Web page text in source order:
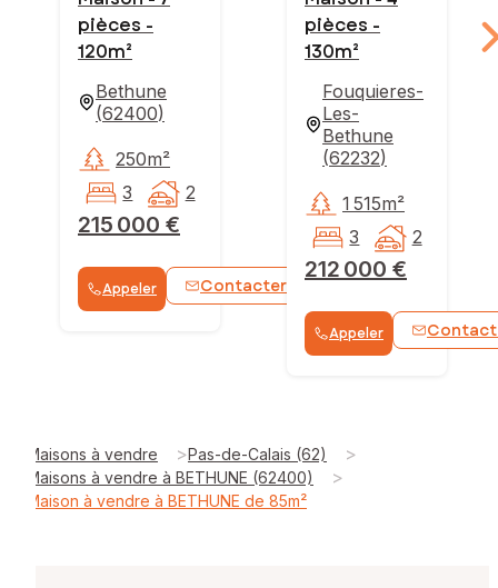
pièces -
120m²
Bethune
(62400)
215 000 €
250m²
3
2
Appeler Contacter
pièces -
130m²
Fouquieres-
Les-
Bethune
(62232)
212 000 €
1 515m²
3
2
Appeler
Maisons à vendre >Pas-de-Calais (62) >
Maisons à vendre à BETHUNE (62400) >
Maison à vendre à BETHUNE de 85m²